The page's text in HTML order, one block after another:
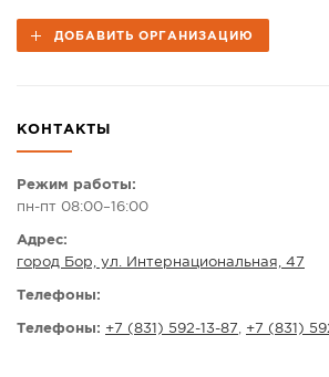
ОБЪЯВЛЕНИЯ
КАМЕРЫ
КОНКУРСЫ
ПРЕДЛОЖИТЬ НОВОСТЬ
ДОБАВИТЬ ОРГАНИЗАЦИЮ
КОНТАКТЫ
Режим работы:
пн-пт 08:00–16:00
Адрес:
город Бор, ул. Интернациональная, 47
Телефоны:
Телефоны: +7 (831) 592-13-87, +7 (831)